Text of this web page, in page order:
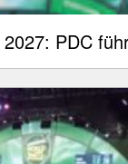
PDC